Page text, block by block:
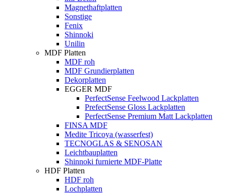
Magnethaftplatten
Sonstige
Fenix
Shinnoki
Unilin
MDF Platten
MDF roh
MDF Grundierplatten
Dekorplatten
EGGER MDF
PerfectSense Feelwood Lackplatten
PrefectSense Gloss Lackplatten
PerfectSense Premium Matt Lackplatten
FINSA MDF
Medite Tricoya (wasserfest)
TECNOGLAS & SENOSAN
Leichtbauplatten
Shinnoki furnierte MDF-Platte
HDF Platten
HDF roh
Lochplatten